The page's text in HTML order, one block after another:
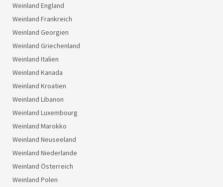
Weinland England
Weinland Frankreich
Weinland Georgien
Weinland Griechenland
Weinland Italien
Weinland Kanada
Weinland Kroatien
Weinland Libanon
Weinland Luxembourg
Weinland Marokko
Weinland Neuseeland
Weinland Niederlande
Weinland Österreich
Weinland Polen